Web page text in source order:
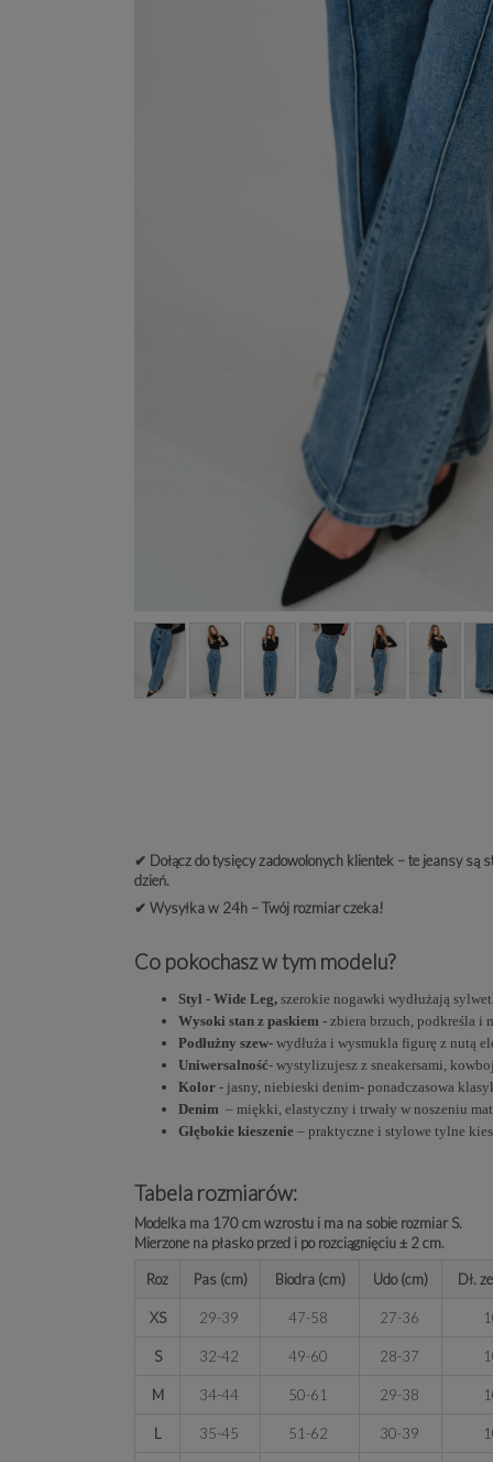
✔ Dołącz do tysięcy zadowolonych klientek – te jeansy są
dzień.
✔ Wysyłka w 24h – Twój rozmiar czeka!
Co pokochasz w tym modelu?
Styl - Wide Leg, szerokie nogawki wydłużają
Wysoki stan z paskiem - zbiera brzuch, podkreśla i
Podłużny szew- wydłuża i wysmukla figurę z nutą
Uniwersalność- wystylizujesz z sneakersami,
Kolor - jasny, niebieski denim- ponadczasowa
Denim – miękki, elastyczny i trwały w noszeniu
Głębokie kieszenie – praktyczne i stylowe tylne
Tabela rozmiarów:
Modelka ma 170 cm wzrostu i ma na sobie rozmiar S.
Mierzone na płasko przed i po rozciągnięciu ± 2 cm.
Roz Pas (cm) Biodra (cm) Udo (cm) Dł.
XS 29-39 47-58 27-36
S 32-42 49-60 28-37
M 34-44 50-61 29-38
L 35-45 51-62 30-39